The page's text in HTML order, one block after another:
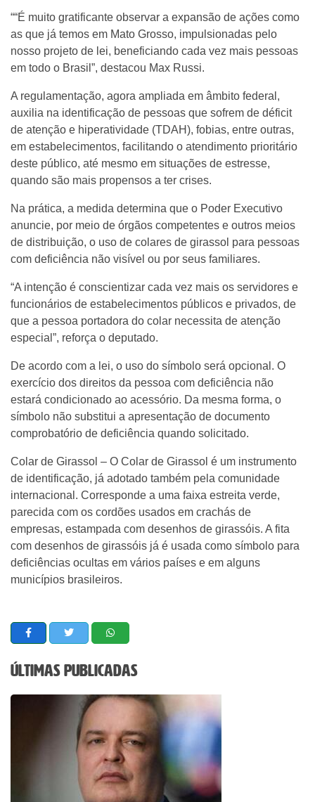
““É muito gratificante observar a expansão de ações como
as que já temos em Mato Grosso, impulsionadas pelo
nosso projeto de lei, beneficiando cada vez mais pessoas
em todo o Brasil”, destacou Max Russi.
A regulamentação, agora ampliada em âmbito federal,
auxilia na identificação de pessoas que sofrem de déficit
de atenção e hiperatividade (TDAH), fobias, entre outras,
em estabelecimentos, facilitando o atendimento prioritário
deste público, até mesmo em situações de estresse,
quando são mais propensos a ter crises.
Na prática, a medida determina que o Poder Executivo
anuncie, por meio de órgãos competentes e outros meios
de distribuição, o uso de colares de girassol para pessoas
com deficiência não visível ou por seus familiares.
“A intenção é conscientizar cada vez mais os servidores e
funcionários de estabelecimentos públicos e privados, de
que a pessoa portadora do colar necessita de atenção
especial”, reforça o deputado.
De acordo com a lei, o uso do símbolo será opcional. O
exercício dos direitos da pessoa com deficiência não
estará condicionado ao acessório. Da mesma forma, o
símbolo não substitui a apresentação de documento
comprobatório de deficiência quando solicitado.
Colar de Girassol – O Colar de Girassol é um instrumento
de identificação, já adotado também pela comunidade
internacional. Corresponde a uma faixa estreita verde,
parecida com os cordões usados em crachás de
empresas, estampada com desenhos de girassóis. A fita
com desenhos de girassóis já é usada como símbolo para
deficiências ocultas em vários países e em alguns
municípios brasileiros.
Últimas Publicadas